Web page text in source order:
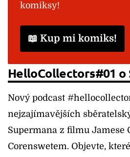
komiksy!
📖 Kup mi komiks!
HelloCollectors#01 o
Nový podcast
nejzajímavějších
Supermana z filmu Jamese
Corenswetem. Objevte,